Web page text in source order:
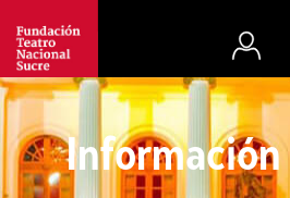
Información